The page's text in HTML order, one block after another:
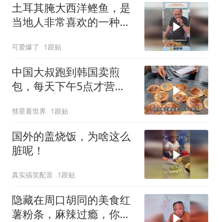
土耳其腌大西洋鲣鱼，是
当地人非常喜欢的一种美
可爱爆了 1跟贴
中国大叔跑到韩国卖煎
包，每天下午5点才营
彗星看世界 1跟贴
国外的盖烧饭，为啥这么
脏呢！
真实搞笑配音 1跟贴
隐藏在周口胡同的美食红
薯粉条，麻辣过瘾，你来